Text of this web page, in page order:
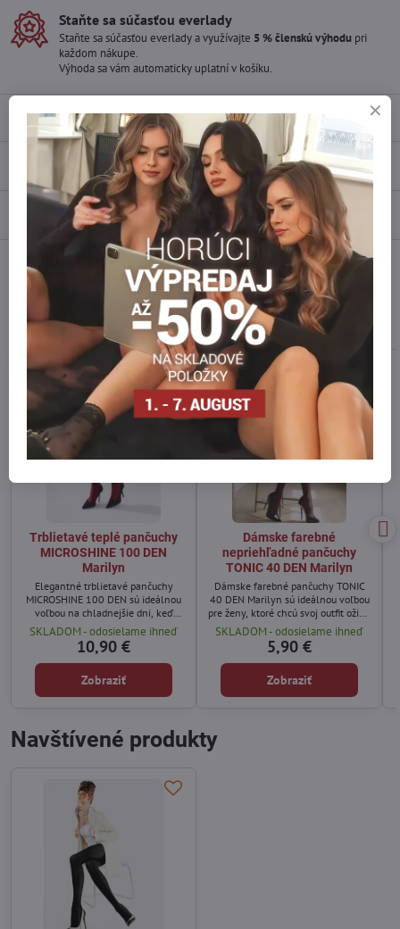
Staňte sa súčasťou everlady
Staňte sa súčasťou everlady a využívajte 5 % členskú výhodu pri
každom nákupe.
Výhoda sa vám automaticky uplatní v košíku.
Popis
0
0
TwitterBlueskyPinterestReddit LinkedInWhatsApp
E-
Podobné produkty
Trblietavé teplé pančuchy
MICROSHINE 100 DEN
Marilyn
Elegantné trblietavé pančuchy
MICROSHINE 100 DEN sú ideálnou
voľbou na chladnejšie dni, keď
chcete zostať v teple a zároveň
zaujať štýlovým vzhľadom.
SKLADOM - odosielame ihneď
10,90 €
Zobraziť
Dámske farebné
nepriehľadné pančuchy
TONIC 40 DEN Marilyn
Dámske farebné pančuchy TONIC
40 DEN Marilyn sú ideálnou voľbou
pre ženy, ktoré chcú svoj outfit oživiť
farbou a štýlom.
SKLADOM - odosielame ihneď
5,90 €
Zobraziť
Navštívené produkty